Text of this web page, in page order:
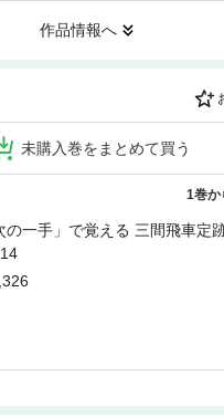
作品情報へ
未購入巻をまとめて買う
1巻か
の一手」で覚える 三間飛車定